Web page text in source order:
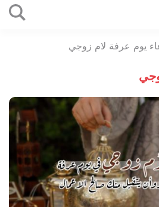
المحتوى
يوم عرفة لام زوجي